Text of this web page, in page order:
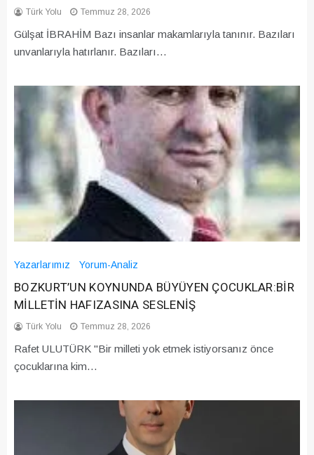
Türk Yolu Temmuz 28, 2026
Gülşat İBRAHİM Bazı insanlar makamlarıyla tanınır. Bazıları
unvanlarıyla hatırlanır. Bazıları…
Yazarlarımız Yorum-Analiz
BOZKURT’UN KOYNUNDA BÜYÜYEN ÇOCUKLAR:BİR
MİLLETİN HAFIZASINA SESLENİŞ
Türk Yolu Temmuz 28, 2026
Rafet ULUTÜRK "Bir milleti yok etmek istiyorsanız önce
çocuklarına kim…